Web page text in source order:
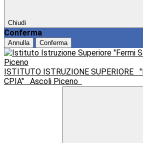
Chiudi
Conferma
Annulla Conferma
ISTITUTO ISTRUZIONE SUPERIORE
CPIA"
Ascoli Piceno